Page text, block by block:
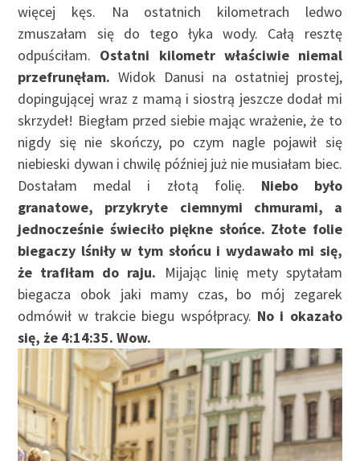
więcej kęs. Na ostatnich kilometrach ledwo
zmuszałam się do tego łyka wody. Całą resztę
odpuściłam. Ostatni kilometr właściwie niemal
przefrunęłam. Widok Danusi na ostatniej prostej,
dopingującej wraz z mamą i siostrą jeszcze dodał mi
skrzydeł! Biegłam przed siebie mając wrażenie, że to
nigdy się nie skończy, po czym nagle pojawił się
niebieski dywan i chwilę później już nie musiałam biec.
Dostałam medal i złotą folię. Niebo było
granatowe, przykryte ciemnymi chmurami, a
jednocześnie świeciło piękne słońce. Złote folie
biegaczy lśniły w tym słońcu i wydawało mi się,
że trafiłam do raju. Mijając linię mety spytałam
biegacza obok jaki mamy czas, bo mój zegarek
odmówił w trakcie biegu współpracy. No i okazało
się, że 4:14:35. Wow.